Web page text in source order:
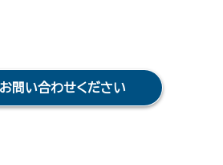
問い合わせください